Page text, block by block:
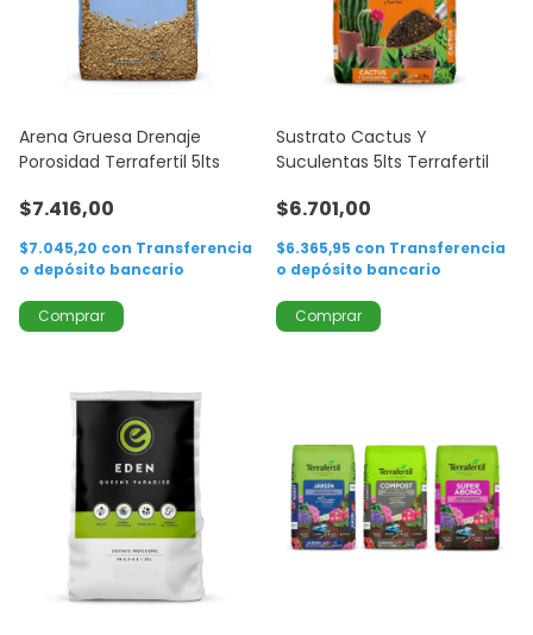
Arena Gruesa Drenaje
Porosidad Terrafertil 5lts
$7.416,00
$7.045,20 con Transferencia
o depósito bancario
Sustrato Cactus Y
Suculentas 5lts Terrafertil
$6.701,00
$6.365,95 con Transferencia
o depósito bancario